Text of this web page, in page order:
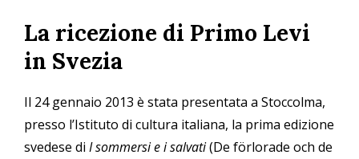
contenuto
principale
La ricezione di Primo Levi
in Svezia
Il 24 gennaio 2013 è stata presentata a Stoccolma,
presso l’Istituto di cultura italiana, la prima edizione
svedese di I sommersi e i salvati(De förlorade och de